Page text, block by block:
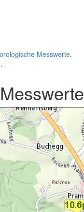
Messwerte.
.